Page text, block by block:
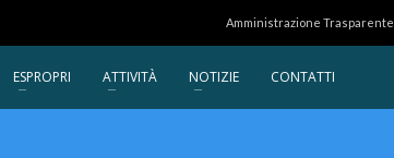
Amministrazione Trasparente
ESPROPRI ATTIVITÀ NOTIZIE CONTATTI